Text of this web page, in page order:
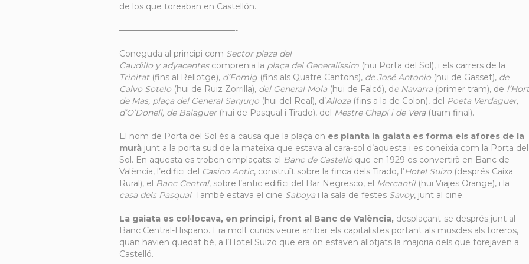
de los que toreaban en Castellón.
——————————————-
Coneguda al principi com Sector plaza del
Caudillo y adyacentescomprenia la plaça del Generalíssim (hui Porta del Sol), i els carrers de la
Trinitat(fins al Rellotge), d’Enmig (fins als Quatre Cantons), de José Antonio (hui de Gasset), de
Calvo Sotelo (hui de Ruiz Zorrilla), del General Mola (hui de Falcó), de Navarra (primer tram), de l’Hort
de Mas, plaça del General Sanjurjo (hui del Real), d’Alloza (fins a la de Colon), del Poeta Verdaguer,
d’O’Donell, de Balaguer(hui de Pasqual i Tirado), del Mestre Chapí i de Vera (tram final).
El nom de Porta del Sol és a causa que la plaça on es planta la gaiata es forma els afores de la
murà junt a la porta sud de la mateixa que estava al cara-sol d’aquesta i es coneixia com la Porta del
Sol. En aquesta es troben emplaçats: el Banc de Castelló que en 1929 es convertirà en Banc de
València, l’edifici del Casino Antic, construït sobre la finca dels Tirado, l’Hotel Suizo (després Caixa
Rural), el Banc Central, sobre l’antic edifici del Bar Negresco, el Mercantil(hui Viajes Orange), i la
casa dels Pasqual. També estava el cine Saboya i la sala de festes Savoy, junt al cine.
La gaiata es col·locava, en principi, front al Banc de València, desplaçant-se després junt al
Banc Central-Hispano. Era molt curiós veure arribar els capitalistes portant als muscles als toreros,
quan havien quedat bé, a l’Hotel Suizo que era on estaven allotjats la majoria dels que torejaven a
Castelló.